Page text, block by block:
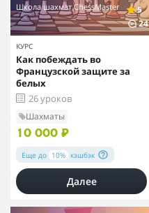
Школа шахмат ChessMaster
5
24
КУРС
Как побеждать во
Французской защите за
белых
26 уроков
Шахматы
10 000 ₽
Еще до 10% кэшбэк
Далее